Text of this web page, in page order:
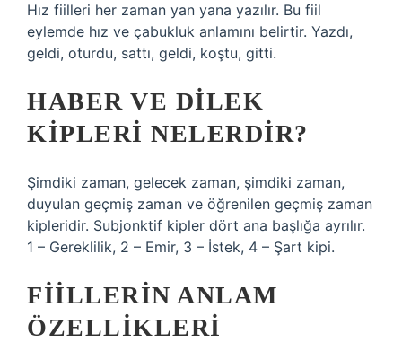
Hız fiilleri her zaman yan yana yazılır. Bu fiil
eylemde hız ve çabukluk anlamını belirtir. Yazdı,
geldi, oturdu, sattı, geldi, koştu, gitti.
HABER VE DILEK
KIPLERI NELERDIR?
Şimdiki zaman, gelecek zaman, şimdiki zaman,
duyulan geçmiş zaman ve öğrenilen geçmiş zaman
kipleridir. Subjonktif kipler dört ana başlığa ayrılır.
1 – Gereklilik, 2 – Emir, 3 – İstek, 4 – Şart kipi.
FIILLERIN ANLAM
ÖZELLIKLERI